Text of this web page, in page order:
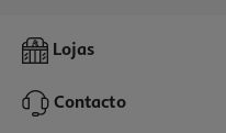
Cesto De Roupa Auchan 40l
12,99 €
Lojas
Contacto